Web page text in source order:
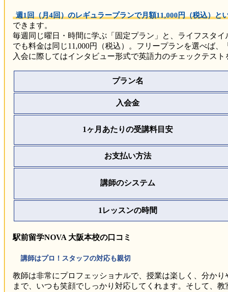
週1回（月4回）のレギュラープランで月額11,000円（税込）と
できます。
毎週同じ曜日・時間に学ぶ「固定プラン」と、ライフスタ
でも料金は同じ11,000円（税込）。フリープランを選べば
入会に際してはインタビュー形式で英語力のチェックテスト
プラン名
入会金
1ヶ月あたりの受講料目安
お支払い方法
講師のシステム
1レッスンの時間
駅前留学NOVA 大阪本校の口コミ
講師はプロ！スタッフの対応も親切
教師は非常にプロフェッショナルで、授業は楽しく、分か
まで、いつも笑顔でしっかり対応してくれます。そして、